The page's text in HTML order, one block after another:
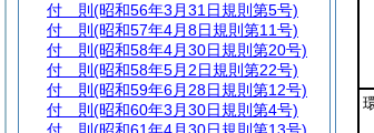
付 則 (昭和56年3月31日規則第5号)
付 則 (昭和57年4月8日規則第11号)
付 則 (昭和58年4月30日規則第20号)
付 則 (昭和58年5月2日規則第22号)
付 則 (昭和59年6月28日規則第12号)
付 則 (昭和60年3月30日規則第4号)